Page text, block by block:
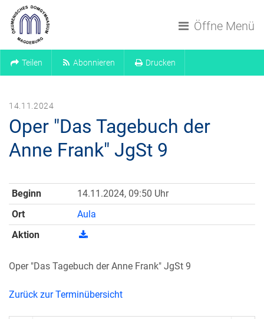
Öffne Menü
Teilen Abonnieren Drucken
14.11.2024
Oper "Das Tagebuch der
Anne Frank" JgSt 9
Beginn
14.11.2024, 09:50 Uhr
Ort
Aula
Aktion
Oper "Das Tagebuch der Anne Frank" JgSt 9
Zurück zur Terminübersicht